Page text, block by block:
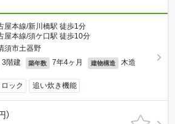
屋本線/新川橋駅 徒歩1分
屋本線/須ケ口駅 徒歩10分
須市土器野
3階建 築年数 7年4ヶ月 建物構造 木造
ック 追い炊き機能